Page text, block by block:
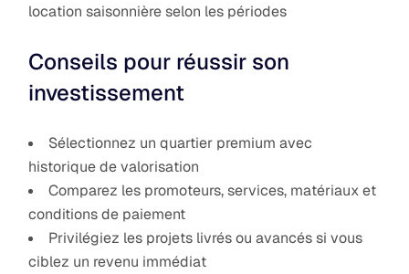
location saisonnière selon les périodes
Conseils pour réussir son
investissement
Sélectionnez un quartier premium avec
historique de valorisation
Comparez les promoteurs, services, matériaux et
conditions de paiement
Privilégiez les projets livrés ou avancés si vous
ciblez un revenu immédiat